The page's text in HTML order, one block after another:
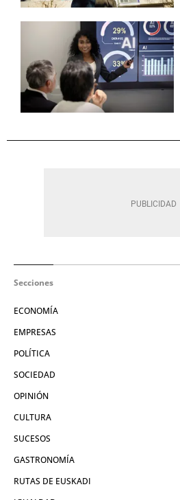
Secciones
ECONOMÍA
EMPRESAS
POLÍTICA
SOCIEDAD
OPINIÓN
CULTURA
SUCESOS
GASTRONOMÍA
RUTAS DE EUSKADI